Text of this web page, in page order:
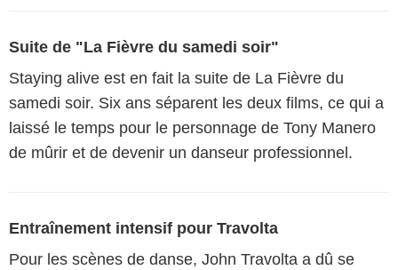
Suite de "La Fièvre du samedi soir"
Staying alive est en fait la suite de La Fièvre du
samedi soir. Six ans séparent les deux films, ce qui a
laissé le temps pour le personnage de Tony Manero
de mûrir et de devenir un danseur professionnel.
Entraînement intensif pour Travolta
Pour les scènes de danse, John Travolta a dû se